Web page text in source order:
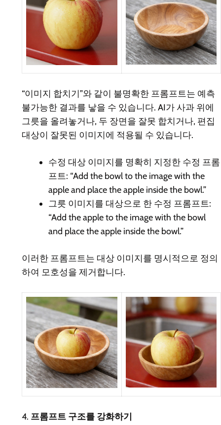
“이미지 합치기”와 같이 불명확한 프롬프트는 예측
불가능한 결과를 낳을 수 있습니다. AI가 사과 위에
그릇을 올려놓거나, 두 장면을 잘못 합치거나, 편집
대상이 잘못된 이미지에 적용될 수 있습니다.
수정 대상 이미지를 명확히 지정한 수정 프롬
프트: “Add the bowl to the image with the
apple and place the apple inside the bowl.”
그릇 이미지를 대상으로 한 수정 프롬프트:
“Add the apple to the image with the bowl
and place the apple inside the bowl.”
이러한 프롬프트는 대상 이미지를 명시적으로 정의
하여 모호성을 제거합니다.
4. 프롬프트 구조를 강화하기